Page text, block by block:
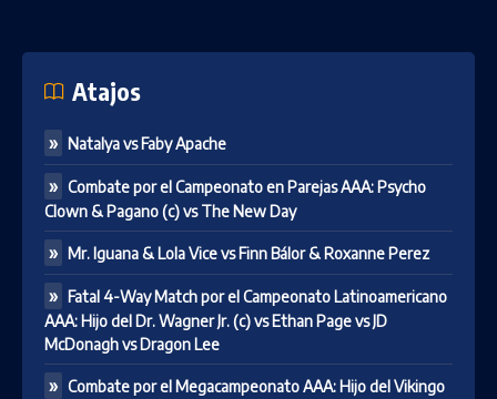
Atajos
Natalya vs Faby Apache
Combate por el Campeonato en Parejas AAA: Psycho
Clown & Pagano (c) vs The New Day
Mr. Iguana & Lola Vice vs Finn Bálor & Roxanne Perez
Fatal 4-Way Match por el Campeonato Latinoamericano
AAA: Hijo del Dr. Wagner Jr. (c) vs Ethan Page vs JD
McDonagh vs Dragon Lee
Combate por el Megacampeonato AAA: Hijo del Vikingo